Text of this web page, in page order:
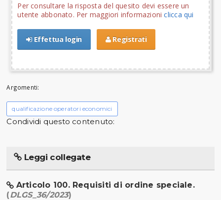
Per consultare la risposta del quesito devi essere un
utente abbonato. Per maggiori informazioniclicca qui
Effettua login Registrati
Argomenti:
qualificazione operatori economici
Condividi questo contenuto:
Leggi collegate
Articolo 100. Requisiti di ordine speciale.
(DLGS_36/2023)